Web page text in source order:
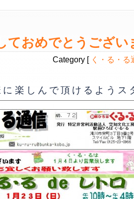
ておめでとうござい
Category [ く・る・る
楽しんで頂けるようス